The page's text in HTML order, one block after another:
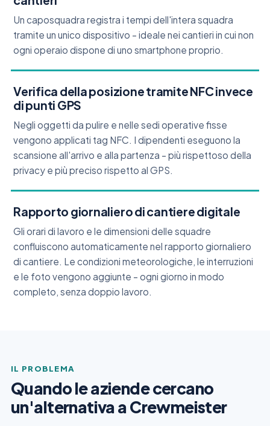
Un caposquadra registra i tempi dell'intera squadra
tramite un unico dispositivo – ideale nei cantieri in cui non
ogni operaio dispone di uno smartphone proprio.
Verifica della posizione tramite NFC invece
di punti GPS
Negli oggetti da pulire e nelle sedi operative fisse
vengono applicati tag NFC. I dipendenti eseguono la
scansione all'arrivo e alla partenza – più rispettoso della
privacy e più preciso rispetto al GPS.
Rapporto giornaliero di cantiere digitale
Gli orari di lavoro e le dimensioni delle squadre
confluiscono automaticamente nel rapporto giornaliero
di cantiere. Le condizioni meteorologiche, le interruzioni
e le foto vengono aggiunte – ogni giorno in modo
completo, senza doppio lavoro.
IL PROBLEMA
Quando le aziende cercano
un'alternativa a Crewmeister